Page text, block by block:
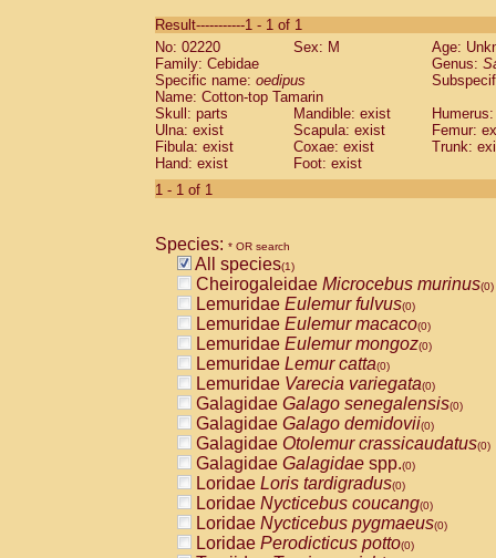
CebidaeSaguinus labiatus(0)
Cebidae Saguinus leucopus (0)
Cebidae
CebidaeSaguinus mystax
Cebidae Saguinus nigricollis (0)
Cebidae Saguinus oedipus
Cebidae Saguinus weddelli
Cebidae Saguinusspp.
Cebidae
CebidaeCebus capucinus
CebidaeCebus nigrivittatus
CebidaeCebus spp.(0)
CebidaeSaimiri boliviensis(0)
CebidaeSaimiri sciureus(0)
AtelidaeAlouatta caraya(0)
AtelidaeAlouatta fusca(0)
AtelidaeAlouatta seniculus(0)
AtelidaeAlouattaspp.(0)
AtelidaeAteles belzebuth(0)
AtelidaeAteles geoffroyi(0)
AtelidaeAteles paniscus(0)
AtelidaeAtelesspp.(0)
AtelidaeLagothrix lagothricha(0)
AtelidaeLagothrix lagothricha cana
PitheciidaeCacajao calvus
Result-----------1 - 1 of 1
No: 02220
Sex: M
Age:
Family: Cebidae
Genus:
Specific name: oedipus
Name: Cotton-top Tamarin
Skull: parts
Mandible: exist
Ulna: exist
Scapula: exist
Femur:
Fibula: exist
Coxae: exist
Trunk:
Hand: exist
Foot: exist
1 - 1 of 1
Species: * OR search
All species(1)
Cheirogaleidae Microcebus murinus(0)
Lemuridae Eulemur fulvus(0)
Lemuridae Eulemur macaco(0)
Lemuridae Eulemur mongoz(0)
Lemuridae Lemur catta(0)
Lemuridae Varecia variegata(0)
Galagidae Galago senegalensis(0)
Galagidae Galago demidovii(0)
Galagidae Otolemur crassicaudatus(0)
Galagidae Galagidae spp.(0)
Loridae Loris tardigradus(0)
Loridae Nycticebus coucang(0)
Loridae Nycticebus pygmaeus(0)
Loridae Perodicticus potto(0)